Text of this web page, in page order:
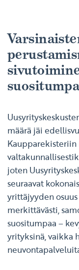
määrä jäi
joten
seuraavat
yrittäjyyden
merkittävästi,
suositumpaa –
yrityksinä, vaikka